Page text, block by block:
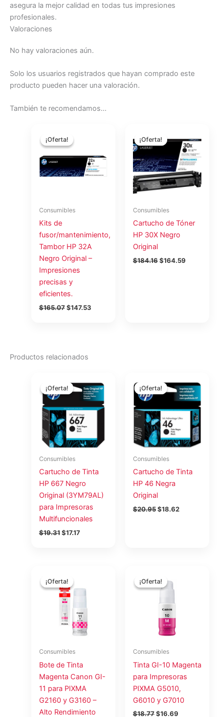
asegura la mejor calidad en todas tus impresiones
profesionales.
Valoraciones
No hay valoraciones aún.
Solo los usuarios registrados que hayan comprado este
producto pueden hacer una valoración.
También te recomendamos…
¡Oferta!
¡Oferta!
Consumibles
Kits de
fusor/mantenimiento,
Tambor HP 32A
Negro Original –
Impresiones
precisas y
eficientes.
$165.07
precio
original
$165.07.
$147.53
$147.53.
¡Oferta!
¡Oferta!
Consumibles
Cartucho de Tóner
HP 30X Negro
Original
$184.16
precio
original
$184.16.
$164.59
actual
es:
$164.59.
Productos relacionados
¡Oferta!
¡Oferta!
Consumibles
Cartucho de Tinta
HP 667 Negro
Original (3YM79AL)
para Impresoras
Multifuncionales
$19.31
precio
original
$19.31.
$17.17
precio
actual
es:
$17.17.
¡Oferta!
¡Oferta!
Consumibles
Cartucho de Tinta
HP 46 Negra
Original
$20.95
precio
original
$20.95.
$18.62
precio
actual
es:
$18.62.
¡Oferta!
¡Oferta!
Consumibles
Bote de Tinta
Magenta Canon GI-
11 para PIXMA
G2160 y G3160 –
Alto Rendimiento
precio
original
era:
$17.71.
es:
¡Oferta!
¡Oferta!
Consumibles
Tinta GI-10 Magenta
para Impresoras
PIXMA G5010,
G6010 y G7010
$18.77
precio
original
$18.77.
$16.69